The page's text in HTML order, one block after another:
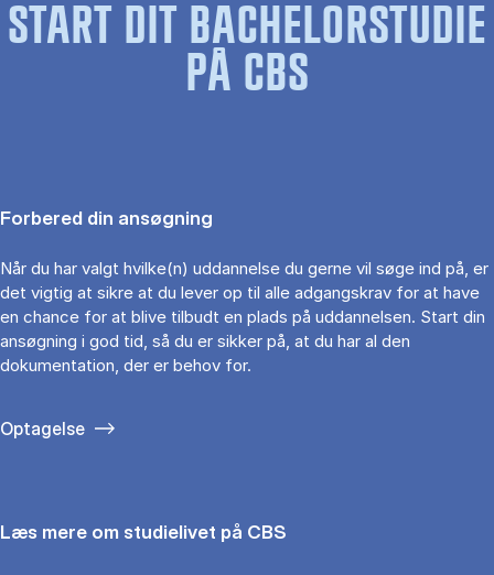
START DIT BACHELORSTUDIE
PÅ CBS
Forbered din ansøgning
Når du har valgt hvilke(n) uddannelse du gerne vil søge ind på, er
det vigtig at sikre at du lever op til alle adgangskrav for at have
en chance for at blive tilbudt en plads på uddannelsen. Start din
ansøgning i god tid, så du er sikker på, at du har al den
dokumentation, der er behov for.
Optagelse
Læs mere om studielivet på CBS